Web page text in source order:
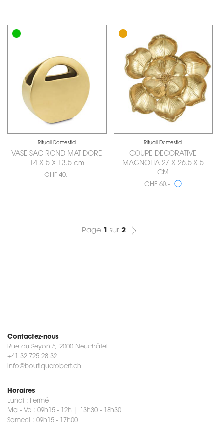
Rituali Domestici
VASE SAC ROND MAT DORE
14 X 5 X 13.5 cm
CHF 40.-
Rituali Domestici
COUPE DECORATIVE
MAGNOLIA 27 X 26.5 X 5
CM
CHF 60.- ⓘ
Page 1 sur 2
Contactez-nous
Rue du Seyon 5, 2000 Neuchâtel
+41 32 725 28 32
info@boutiquerobert.ch
Horaires
Lundi : Fermé
Ma - Ve : 09h15 - 12h | 13h30 - 18h30
Samedi : 09h15 - 17h00